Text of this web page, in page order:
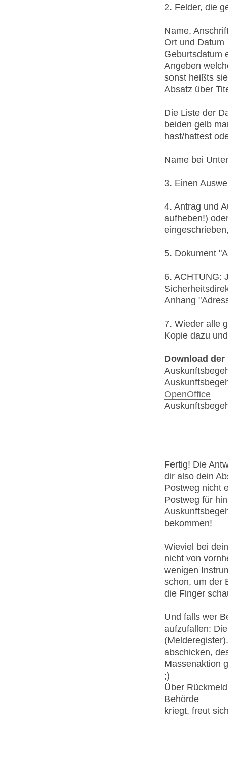
2. Felder, die
Name,
Ort und Datum
Geburtsdatum
Angeben
sonst heißts
Absatz über
Die Liste der
beiden gelb
hast/hattest
Name bei
3. Einen
4. Antrag und
aufheben!)
5. Dokument
6. ACHTUNG:
Anhang
7. Wieder alle
Kopie dazu
Download
OpenOffice
Fertig! Die
dir also dein
Postweg nicht
Postweg für
bekommen!
Wieviel bei
nicht von
wenigen
schon, um der
die Finger
Und falls wer
aufzufallen:
abschicken,
Massenaktion
;)
Über
Behörde
kriegt, freut